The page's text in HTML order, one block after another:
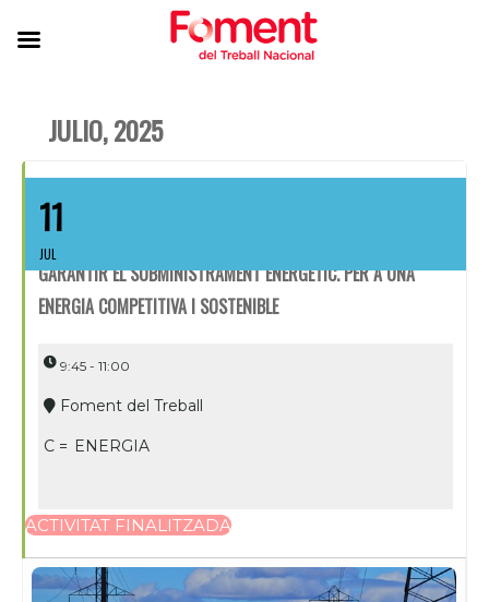
JULIO, 2025
11
JUL
GARANTIR EL SUBMINISTRAMENT ENERGÈTIC. PER A UNA
ENERGIA COMPETITIVA I SOSTENIBLE
9:45 - 11:00
Foment del Treball
C = ENERGIA
ACTIVITAT FINALITZADA